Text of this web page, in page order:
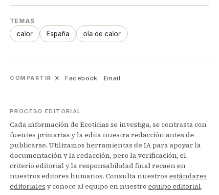
TEMAS
calor España ola de calor
COMPARTIR X Facebook Email
PROCESO EDITORIAL
Cada información de Ecoticias se investiga, se contrasta con
fuentes primarias y la edita nuestra redacción antes de
publicarse. Utilizamos herramientas de IA para apoyar la
documentación y la redacción, pero la verificación, el
criterio editorial y la responsabilidad final recaen en
nuestros editores humanos. Consulta nuestros estándares
editoriales y conoce al equipo en nuestro equipo editorial.